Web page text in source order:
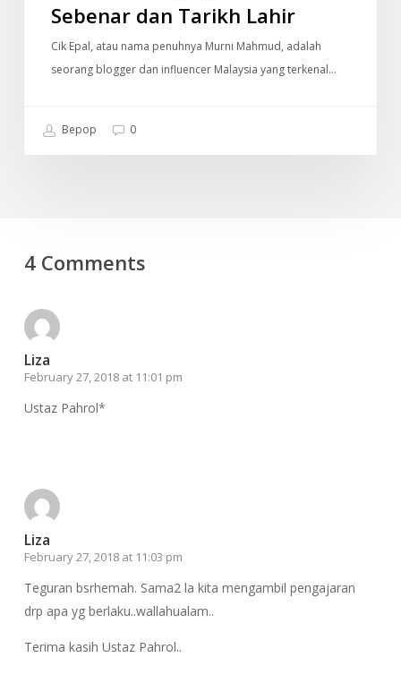
Sebenar dan Tarikh Lahir
Cik Epal, atau nama penuhnya Murni Mahmud, adalah
seorang blogger dan influencer Malaysia yang terkenal…
Bepop 0
4 Comments
Liza
February 27, 2018 at 11:01 pm
Ustaz Pahrol*
Liza
February 27, 2018 at 11:03 pm
Teguran bsrhemah. Sama2 la kita mengambil pengajaran
drp apa yg berlaku..wallahualam..
Terima kasih Ustaz Pahrol..